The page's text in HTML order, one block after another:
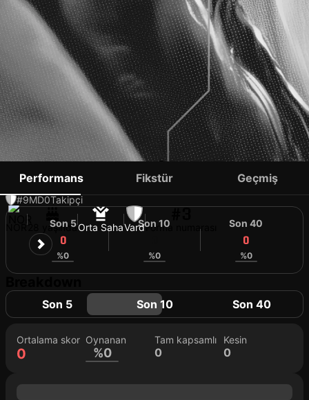
ARENT-EMIL HAUGE
#9MD0Takipçi
28 yaşındaOrta SahaVardForma numarası
Performans Fikstür Geçmiş
Son 5
0
%0
Son 10
%0
Son 40
0
%0
Son 5 Son 10 Son 40
Ortalama skor
0
Oynanan
%0
Tam kapsamlı
0
Kesin
0